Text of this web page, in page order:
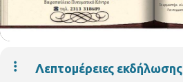
Λεπτομέρειες εκδήλωσης